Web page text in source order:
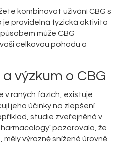
kombinovat užívání CBG s
je pravidelná fyzická aktivita
může CBG
celkovou pohodu a
výzkum o CBG
v raných fázích, existuje
jeho účinky na zlepšení
studie zveřejněná v
pozorovala, že
měly výrazně snížené úrovně